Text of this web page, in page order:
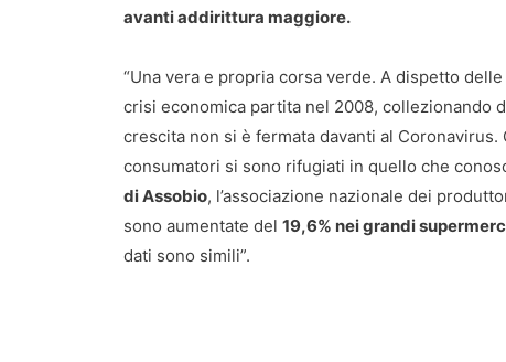
avanti addirittura maggiore.
“Una vera e propria corsa verde. A dispetto
crisi economica partita nel 2008, collezionando
crescita non si è fermata davanti al Coronavirus.
consumatori si sono rifugiati in quello che
di Assobio, l’associazione nazionale dei
sono aumentate del 19,6% nei grandi
dati sono simili”.